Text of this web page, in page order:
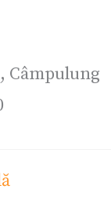
Câmpulung